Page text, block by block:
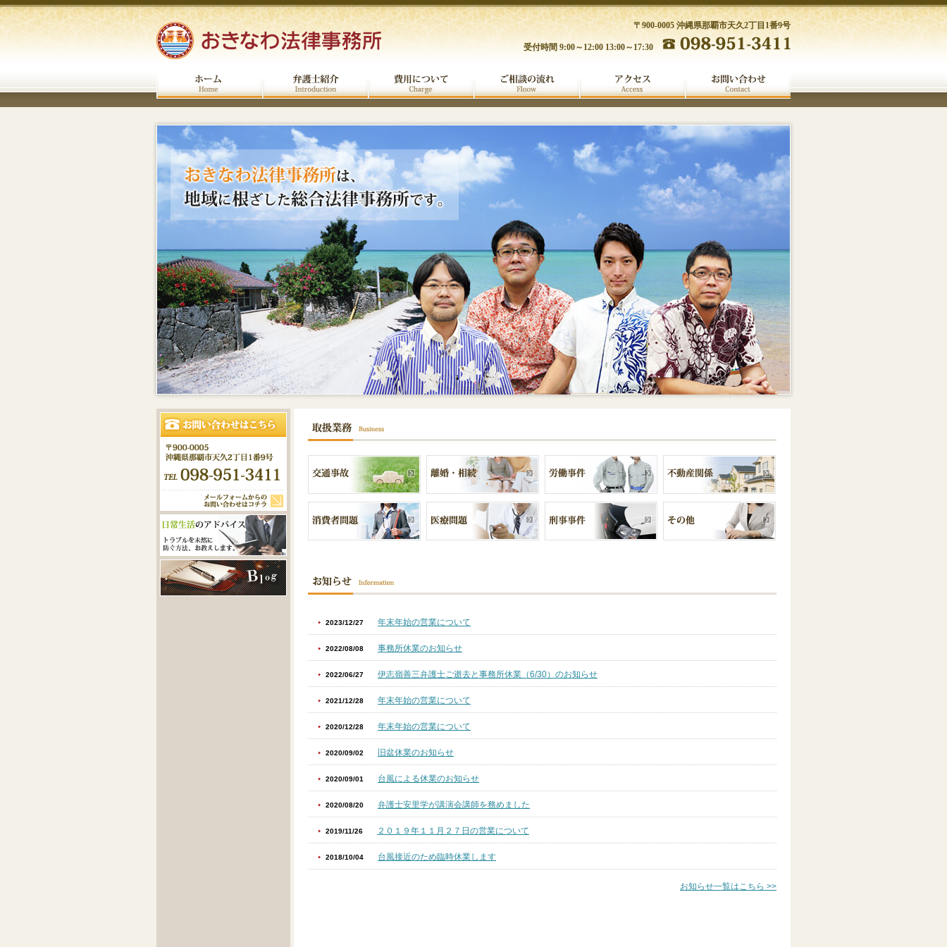
〒900-0005 沖縄県那覇市天久2丁目1番9号
受付時間 9:00～12:00 13:00～17:30
2023/12/27 年末年始の営業について
2022/08/08 事務所休業のお知らせ
2022/06/27 伊志嶺善三弁護士ご逝去と事務所休業（6/30）のお知らせ
2021/12/28 年末年始の営業について
2020/12/28 年末年始の営業について
2020/09/02 旧盆休業のお知らせ
2020/09/01 台風による休業のお知らせ
2020/08/20 弁護士安里学が講演会講師を務めました
2019/11/26 ２０１９年１１月２７日の営業について
2018/10/04 台風接近のため臨時休業します
お知らせ一覧はこちら >>